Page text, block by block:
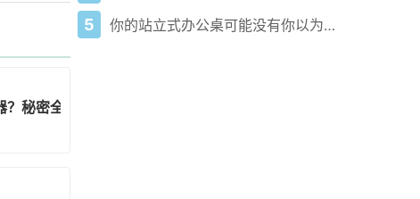
秘密全在这！
5 你的站立式办公桌可能没有你以为的健康益处，研究发现